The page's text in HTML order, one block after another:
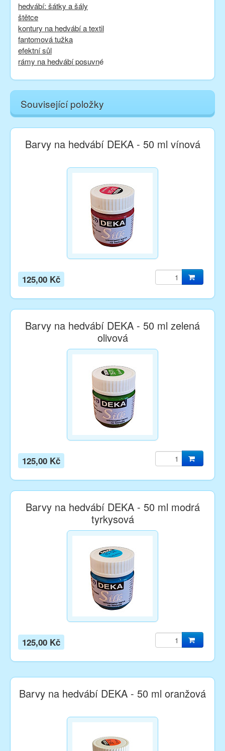
hedvábí: šátky a šály
štětce
kontury na hedvábí a textil
fantomová tužka
efektní sůl
rámy na hedvábí posuvné
Související položky
Barvy na hedvábí DEKA - 50 ml vínová
125,00 Kč
Barvy na hedvábí DEKA - 50 ml zelená
olivová
125,00 Kč
Barvy na hedvábí DEKA - 50 ml modrá
tyrkysová
125,00 Kč
Barvy na hedvábí DEKA - 50 ml oranžová